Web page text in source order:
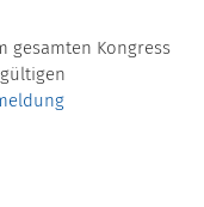
gesamten Kongress